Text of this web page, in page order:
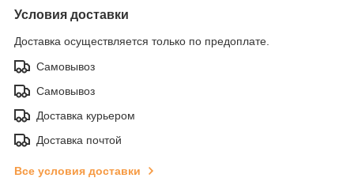
Условия доставки
Доставка осуществляется только по предоплате.
Самовывоз
Самовывоз
Доставка курьером
Доставка почтой
Все условия доставки